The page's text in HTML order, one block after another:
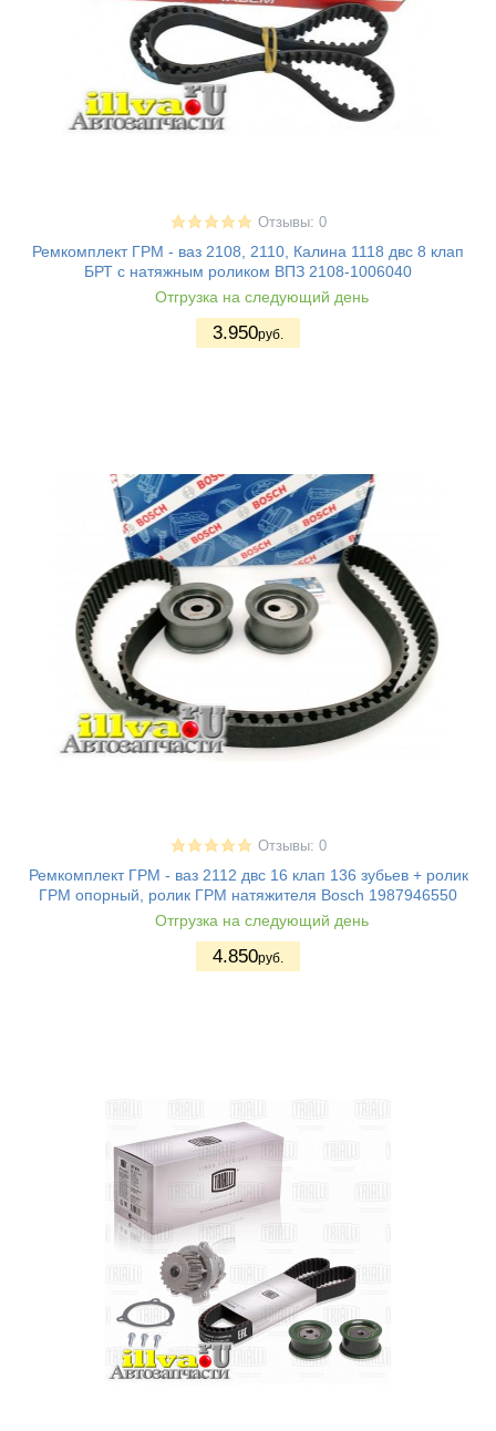
Отзывы: 0
Ремкомплект ГРМ - ваз 2108, 2110, Калина 1118 двс 8 клап
БРТ с натяжным роликом ВПЗ 2108-1006040
Отгрузка на следующий день
3.950руб.
Отзывы: 0
Ремкомплект ГРМ - ваз 2112 двс 16 клап 136 зубьев + ролик
ГРМ опорный, ролик ГРМ натяжителя Bosch 1987946550
Отгрузка на следующий день
4.850руб.